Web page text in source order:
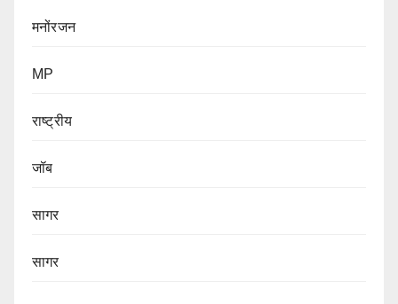
मनोंरजन
MP
राष्ट्रीय
जॉब
सागर
सागर